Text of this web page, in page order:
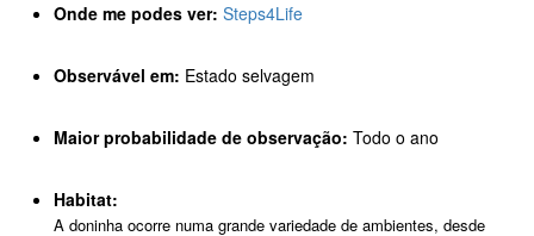
Onde me podes ver: Steps4Life
Observável em: Estado selvagem
Maior probabilidade de observação: Todo o ano
Habitat:
A doninha ocorre numa grande variedade de ambientes, desde